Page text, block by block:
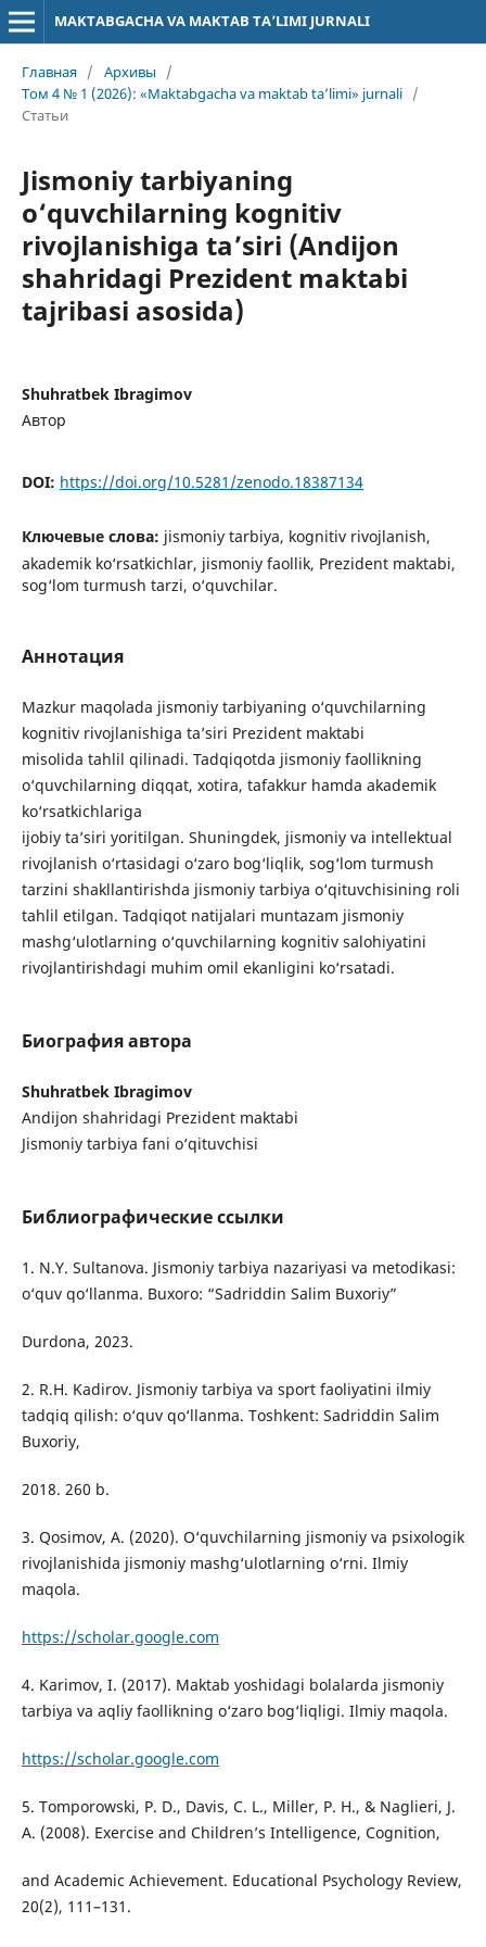
MAKTABGACHA VA MAKTAB TA’LIMI JURNALI
Главная / Архивы
/
Том 4 № 1 (2026): «Maktabgacha va maktab ta’limi» jurnali /
Статьи
Jismoniy tarbiyaning
o‘quvchilarning kognitiv
rivojlanishiga ta’siri (Andijon
shahridagi Prezident maktabi
tajribasi asosida)
Shuhratbek Ibragimov
Автор
DOI: https://doi.org/10.5281/zenodo.18387134
Ключевые слова: jismoniy tarbiya, kognitiv rivojlanish,
akademik ko‘rsatkichlar, jismoniy faollik, Prezident maktabi,
sog‘lom turmush tarzi, o‘quvchilar.
Аннотация
Mazkur maqolada jismoniy tarbiyaning o‘quvchilarning
kognitiv rivojlanishiga ta’siri Prezident maktabi
misolida tahlil qilinadi. Tadqiqotda jismoniy faollikning
o‘quvchilarning diqqat, xotira, tafakkur hamda akademik
ko‘rsatkichlariga
ijobiy ta’siri yoritilgan. Shuningdek, jismoniy va intellektual
rivojlanish o‘rtasidagi o‘zaro bog‘liqlik, sog‘lom turmush
tarzini shakllantirishda jismoniy tarbiya o‘qituvchisining roli
tahlil etilgan. Tadqiqot natijalari muntazam jismoniy
mashg‘ulotlarning o‘quvchilarning kognitiv salohiyatini
rivojlantirishdagi muhim omil ekanligini ko‘rsatadi.
Биография автора
Shuhratbek Ibragimov
Andijon shahridagi Prezident maktabi
Jismoniy tarbiya fani o‘qituvchisi
Библиографические ссылки
1. N.Y. Sultanova. Jismoniy tarbiya nazariyasi va metodikasi:
o‘quv qo‘llanma. Buxoro: “Sadriddin Salim Buxoriy”
Durdona, 2023.
2. R.H. Kadirov. Jismoniy tarbiya va sport faoliyatini ilmiy
tadqiq qilish: o‘quv qo‘llanma. Toshkent: Sadriddin Salim
Buxoriy,
2018. 260 b.
3. Qosimov, A. (2020). O‘quvchilarning jismoniy va psixologik
rivojlanishida jismoniy mashg‘ulotlarning o‘rni. Ilmiy
maqola.
https://scholar.google.com
4. Karimov, I. (2017). Maktab yoshidagi bolalarda jismoniy
tarbiya va aqliy faollikning o‘zaro bog‘liqligi. Ilmiy maqola.
https://scholar.google.com
5. Tomporowski, P. D., Davis, C. L., Miller, P. H., & Naglieri, J.
A. (2008). Exercise and Children’s Intelligence, Cognition,
and Academic Achievement. Educational Psychology Review,
20(2), 111–131.